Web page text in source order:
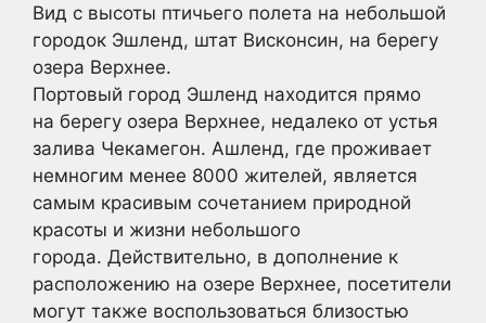
Вид с высоты птичьего полета на небольшой
городок Эшленд, штат Висконсин, на берегу
озера Верхнее.
Портовый город Эшленд находится прямо
на берегу озера Верхнее, недалеко от устья
залива Чекамегон. Ашленд, где проживает
немногим менее 8000 жителей, является
самым красивым сочетанием природной
красоты и жизни небольшого
города. Действительно, в дополнение к
расположению на озере Верхнее, посетители
могут также воспользоваться близостью